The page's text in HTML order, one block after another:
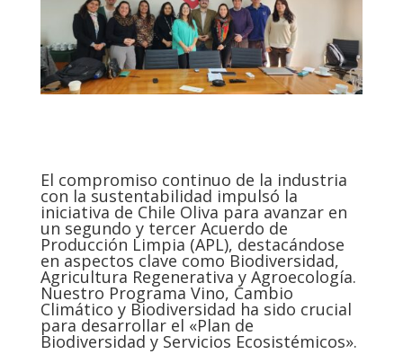
El compromiso continuo de la industria
con la sustentabilidad impulsó la
iniciativa de Chile Oliva para avanzar en
un segundo y tercer Acuerdo de
Producción Limpia (APL), destacándose
en aspectos clave como Biodiversidad,
Agricultura Regenerativa y Agroecología.
Nuestro Programa Vino, Cambio
Climático y Biodiversidad ha sido crucial
para desarrollar el «Plan de
Biodiversidad y Servicios Ecosistémicos».